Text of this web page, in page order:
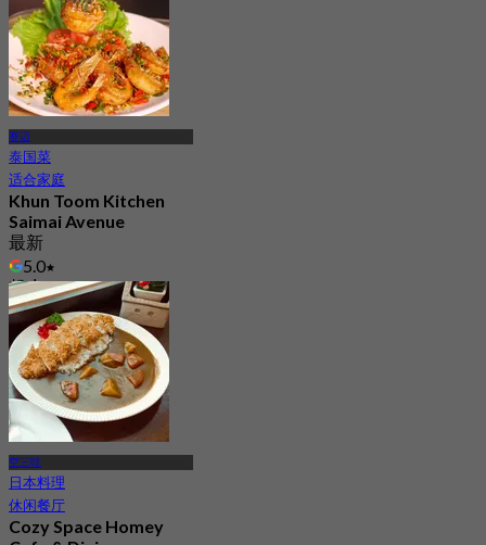
赛迈
泰国菜
适合家庭
Khun Toom Kitchen
Saimai Avenue
最新
5.0
起฿ 295
空三哇
日本料理
休闲餐厅
Cozy Space Homey